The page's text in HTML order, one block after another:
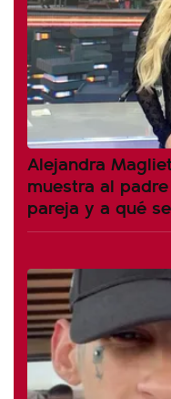
Alejandra
muestra al
pareja y a qué